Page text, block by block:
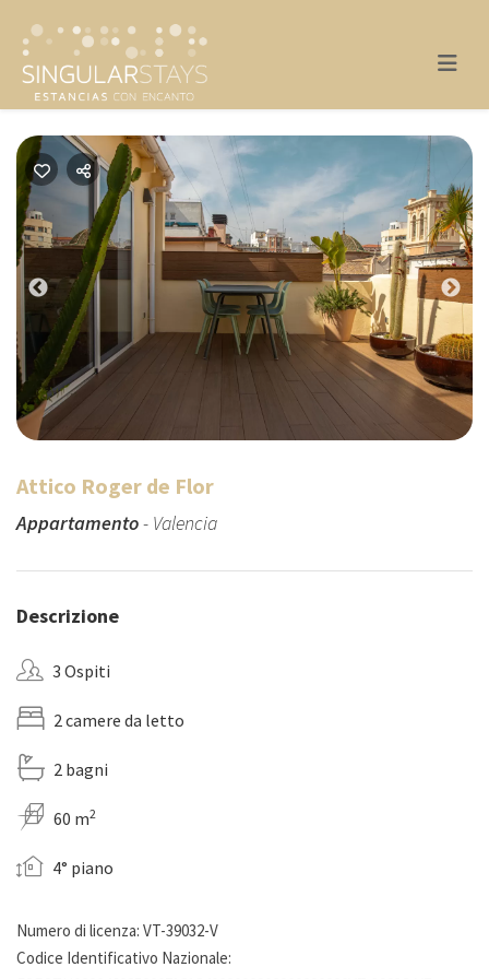
Previous
Attico Roger de Flor
Appartamento- Valencia
Descrizione
3 Ospiti
2 camere da letto
2 bagni
60 m2
4° piano
Numero di licenza: VT-39032-V
Codice Identificativo Nazionale: